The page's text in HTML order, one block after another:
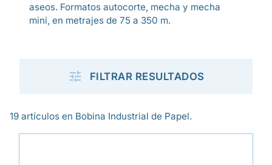
aseos. Formatos autocorte, mecha y mecha
mini, en metrajes de 75 a 350 m.
 FILTRAR RESULTADOS
19 artículos en Bobina Industrial de Papel.